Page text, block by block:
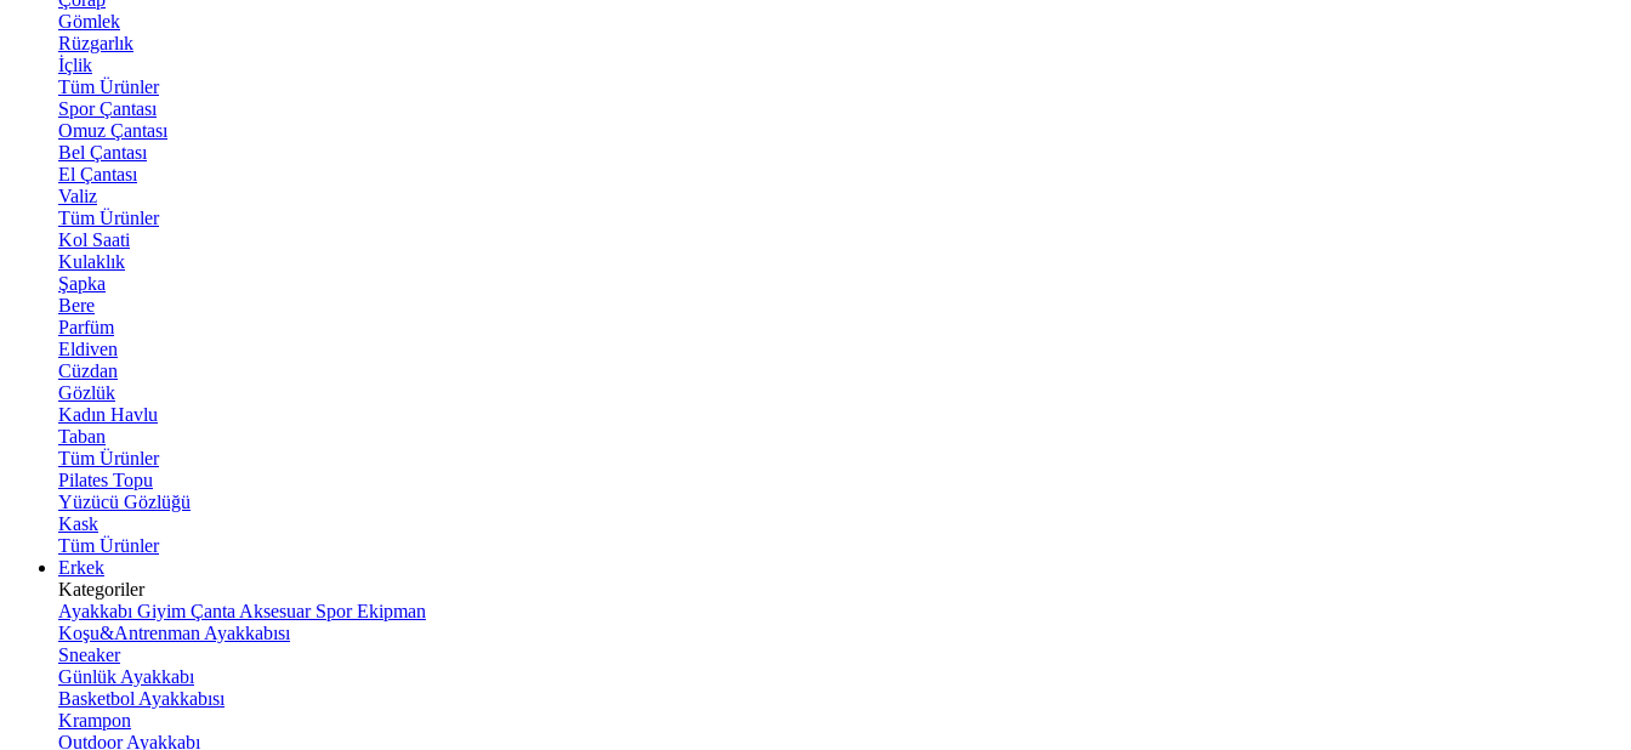
Gömlek
Rüzgarlık
İçlik
Tüm Ürünler
Spor Çantası
Omuz Çantası
Bel Çantası
El Çantası
Valiz
Tüm Ürünler
Kol Saati
Kulaklık
Şapka
Bere
Parfüm
Eldiven
Cüzdan
Gözlük
Kadın Havlu
Taban
Tüm Ürünler
Pilates Topu
Yüzücü Gözlüğü
Kask
Tüm Ürünler
Erkek
Kategoriler
Ayakkabı Giyim Çanta Aksesuar Spor Ekipman
Koşu&Antrenman Ayakkabısı
Sneaker
Günlük Ayakkabı
Basketbol Ayakkabısı
Krampon
Outdoor Ayakkabı